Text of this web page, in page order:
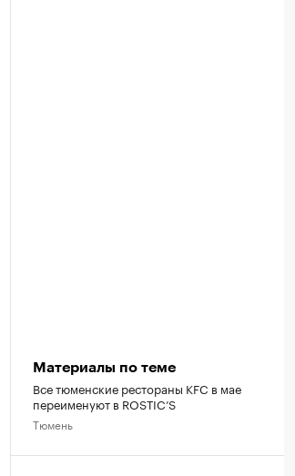
Материалы по теме
Все тюменские рестораны KFC в мае
переименуют в ROSTIC’S
Тюмень